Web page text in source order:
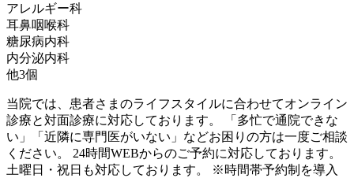
アレルギー科
耳鼻咽喉科
糖尿病内科
内分泌内科
他3個
当院では、患者さまのライフスタイルに合わせてオンライン
診療と対面診療に対応しております。 「多忙で通院できな
い」「近隣に専門医がいない」などお困りの方は一度ご相談
ください。 24時間WEBからのご予約に対応しております。
土曜日・祝日も対応しております。 ※時間帯予約制を導入